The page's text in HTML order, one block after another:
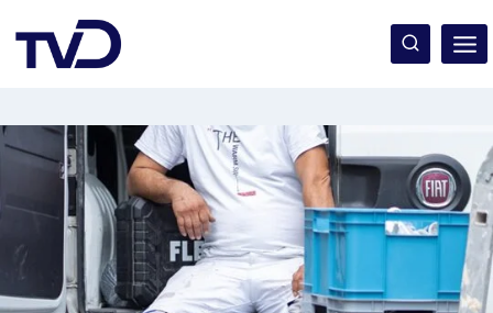
Inhalt
springen